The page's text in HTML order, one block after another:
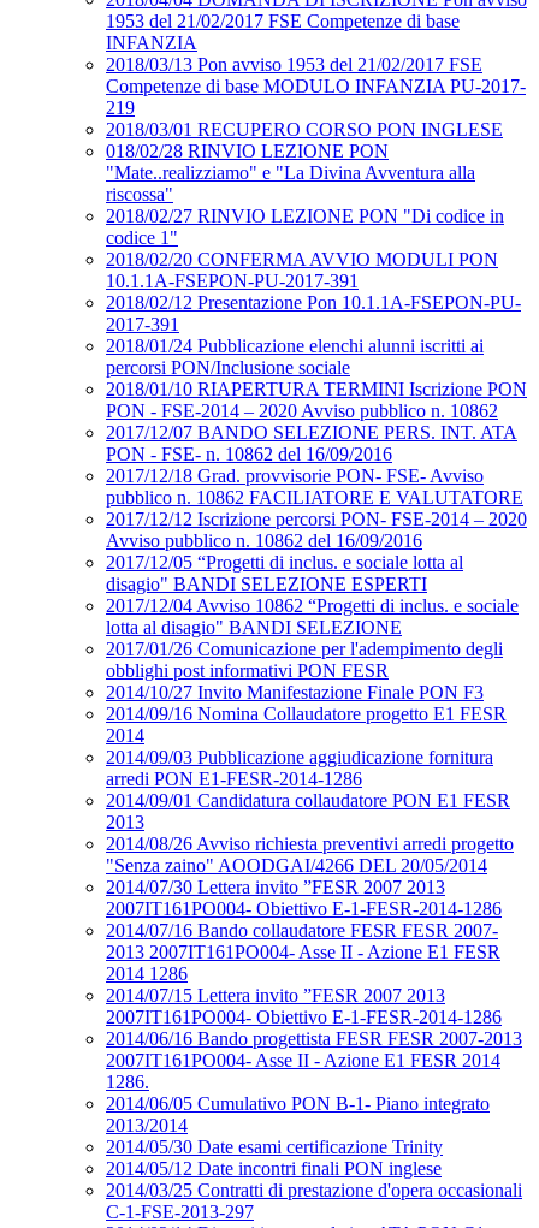
1953 del 21/02/2017 FSE Competenze di base
INFANZIA
2018/03/13 Pon avviso 1953 del 21/02/2017 FSE
Competenze di base MODULO INFANZIA PU-2017-
219
2018/03/01 RECUPERO CORSO PON INGLESE
018/02/28 RINVIO LEZIONE PON
"Mate..realizziamo" e "La Divina Avventura alla
riscossa"
2018/02/27 RINVIO LEZIONE PON "Di codice in
codice 1"
2018/02/20 CONFERMA AVVIO MODULI PON
10.1.1A-FSEPON-PU-2017-391
2018/02/12 Presentazione Pon 10.1.1A-FSEPON-PU-
2017-391
2018/01/24 Pubblicazione elenchi alunni iscritti ai
percorsi PON/Inclusione sociale
2018/01/10 RIAPERTURA TERMINI Iscrizione PON
PON - FSE-2014 – 2020 Avviso pubblico n. 10862
2017/12/07 BANDO SELEZIONE PERS. INT. ATA
PON - FSE- n. 10862 del 16/09/2016
2017/12/18 Grad. provvisorie PON- FSE- Avviso
pubblico n. 10862 FACILIATORE E VALUTATORE
2017/12/12 Iscrizione percorsi PON- FSE-2014 – 2020
Avviso pubblico n. 10862 del 16/09/2016
2017/12/05 “Progetti di inclus. e sociale lotta al
disagio" BANDI SELEZIONE ESPERTI
2017/12/04 Avviso 10862 “Progetti di inclus. e sociale
lotta al disagio" BANDI SELEZIONE
2017/01/26 Comunicazione per l'adempimento degli
obblighi post informativi PON FESR
2014/10/27 Invito Manifestazione Finale PON F3
2014/09/16 Nomina Collaudatore progetto E1 FESR
2014
2014/09/03 Pubblicazione aggiudicazione fornitura
arredi PON E1-FESR-2014-1286
2014/09/01 Candidatura collaudatore PON E1 FESR
2013
2014/08/26 Avviso richiesta preventivi arredi progetto
"Senza zaino" AOODGAI/4266 DEL 20/05/2014
2014/07/30 Lettera invito ”FESR 2007 2013
2007IT161PO004- Obiettivo E-1-FESR-2014-1286
2014/07/16 Bando collaudatore FESR FESR 2007-
2013 2007IT161PO004- Asse II - Azione E1 FESR
2014 1286
2014/07/15 Lettera invito ”FESR 2007 2013
2007IT161PO004- Obiettivo E-1-FESR-2014-1286
2014/06/16 Bando progettista FESR FESR 2007-2013
2007IT161PO004- Asse II - Azione E1 FESR 2014
1286.
2014/06/05 Cumulativo PON B-1- Piano integrato
2013/2014
2014/05/30 Date esami certificazione Trinity
2014/05/12 Date incontri finali PON inglese
2014/03/25 Contratti di prestazione d'opera occasionali
C-1-FSE-2013-297